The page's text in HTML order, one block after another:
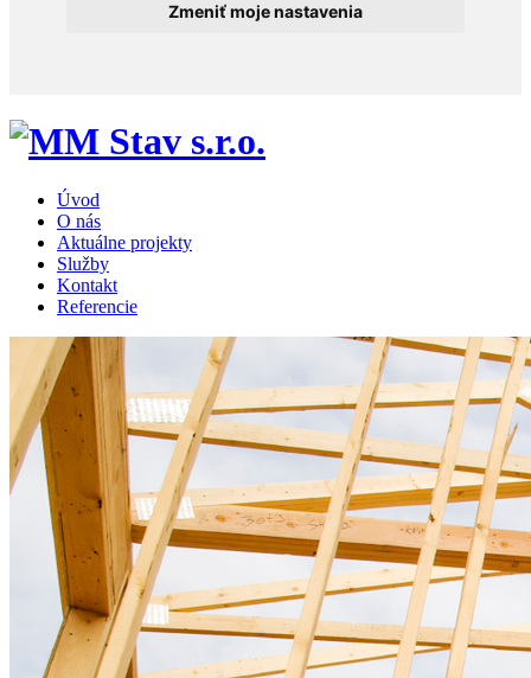
Zmeniť moje nastavenia
Úvod
O nás
Aktuálne projekty
Služby
Kontakt
Referencie